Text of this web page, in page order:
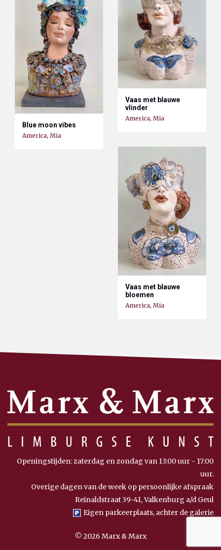
Vaas met blauwe
vlinder
America, Mia
Blue moon vibes
America, Mia
Vaas met blauwe
bloemen
America, Mia
Openingstijden: zaterdag en zondag van 13:00 uur - 17:00
uur.
Overige dagen van de week op persoonlijke afspraak
Reinaldstraat 39-41, Valkenburg a/d Geul
Eigen parkeerplaats, achter de galerie
© 2026 Marx & Marx